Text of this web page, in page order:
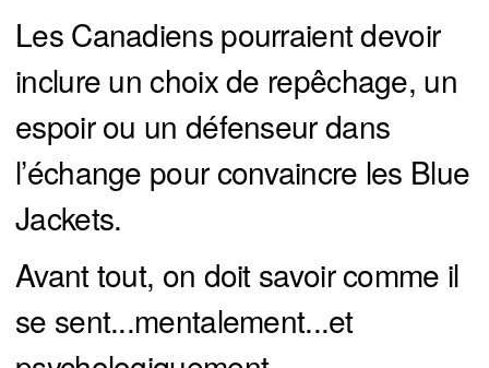
Les Canadiens pourraient devoir
inclure un choix de repêchage, un
espoir ou un défenseur dans
l’échange pour convaincre les Blue
Jackets.
Avant tout, on doit savoir comme il
se sent...mentalement...et